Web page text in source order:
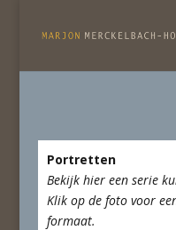
Portretten
Bekijk hier een serie
Klik op de foto voor
formaat.